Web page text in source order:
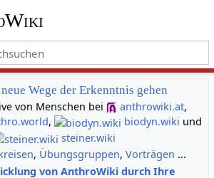
Wege der Erkenntnis gehen
von Menschen bei
anthrowiki.at,
, biodyn.wiki und
steiner.wiki
, Übungsgruppen, Vorträgen ...
von AnthroWiki durch Ihre